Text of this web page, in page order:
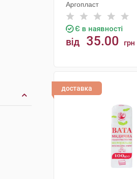
Аргопласт
Є в наявності
від 35.00 грн
доставка